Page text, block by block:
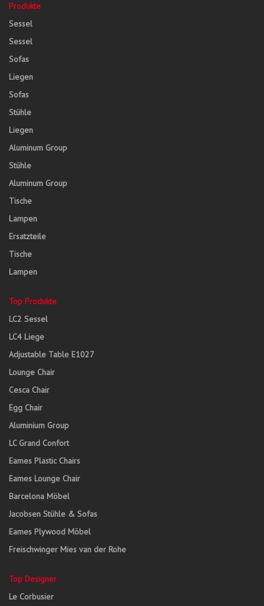
Produkte
Sessel
Sessel
Sofas
Liegen
Sofas
Stühle
Liegen
Aluminum Group
Stühle
Aluminum Group
Tische
Lampen
Ersatzteile
Tische
Lampen
Top Produkte
LC2 Sessel
LC4 Liege
Adjustable Table E1027
Lounge Chair
Cesca Chair
Egg Chair
Aluminium Group
LC Grand Confort
Eames Plastic Chairs
Eames Lounge Chair
Barcelona Möbel
Jacobsen Stühle & Sofas
Eames Plywood Möbel
Freischwinger Mies van der Rohe
Top Designer
Le Corbusier